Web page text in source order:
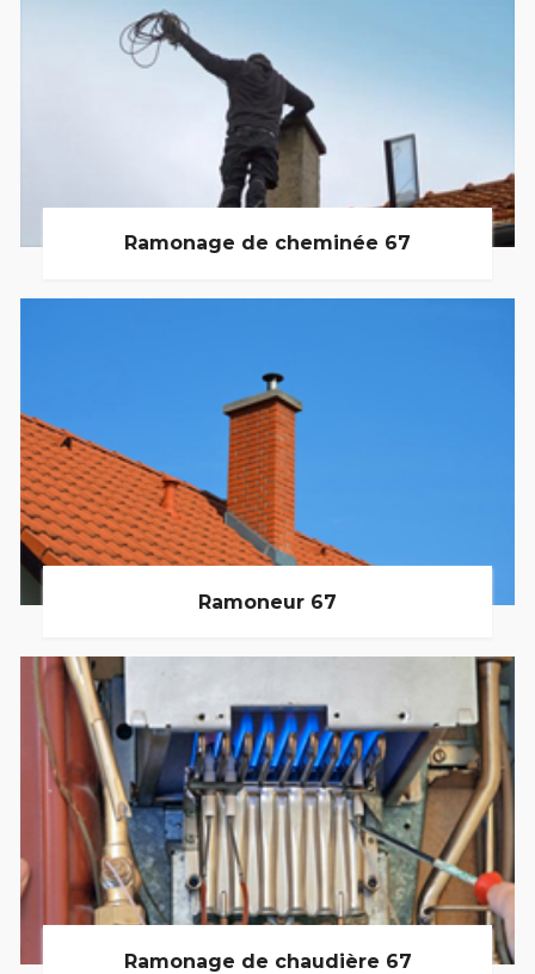
Ramonage de cheminée 67
Ramoneur 67
Ramonage de chaudière 67